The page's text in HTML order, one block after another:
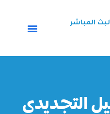
المباشر
التجديدي